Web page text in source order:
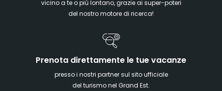
vicino a te o più lontano, grazie ai super-poteri
del nostro motore di ricerca!
Prenota direttamente le tue vacanze
presso i nostri partner sul sito ufficiale
del turismo nel Grand Est.